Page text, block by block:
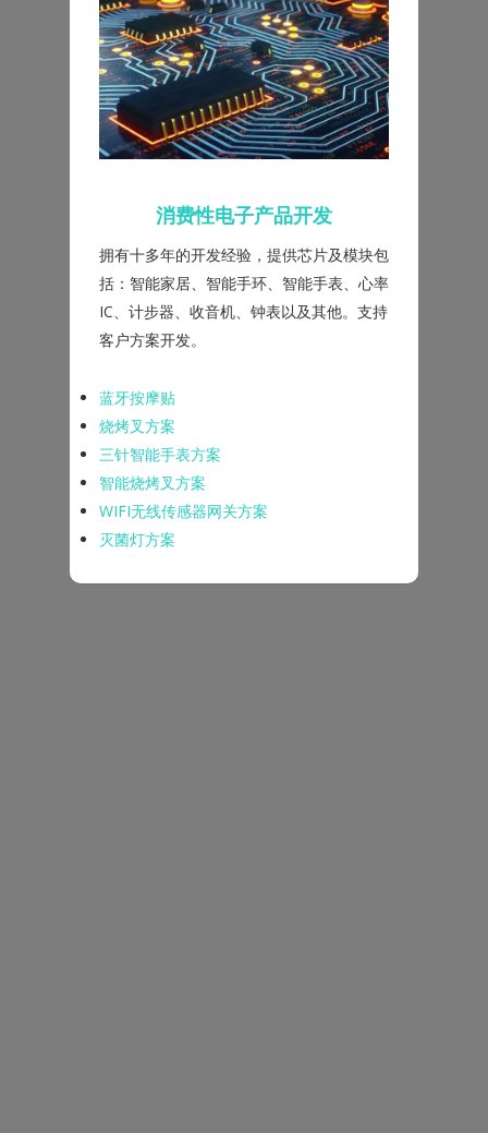
消费性电子产品开发
拥有十多年的开发经验，提供芯片及模块包
括：智能家居、智能手环、智能手表、心率
IC、计步器、收音机、钟表以及其他。支持
客户方案开发。
蓝牙按摩贴
烧烤叉方案
三针智能手表方案
智能烧烤叉方案
WIFI无线传感器网关方案
灭菌灯方案